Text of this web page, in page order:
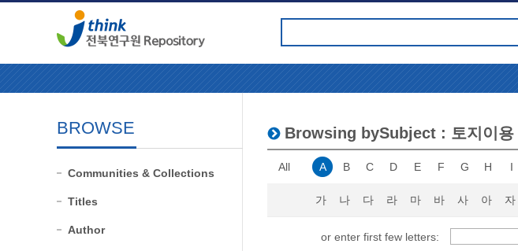
BROWSE
Communities & Collections
Titles
Author
Browsing bySubject : 토지이용
All A B C D E F G H I
가 나 다 라 마 바 사 아 자
or enter first few letters: